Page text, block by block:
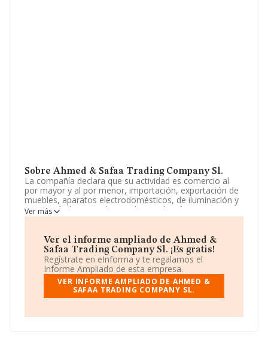
Sobre Ahmed & Safaa Trading Company Sl.
La compañía declara que su actividad es comercio al
por mayor y al por menor, importación, exportación de
muebles, aparatos electrodomésticos, de iluminación y
otros artículos y productos de uso doméstico e
industrial así como las actividades propias de
4643 comercio al por mayor de. La sociedad está
inscrita en el Registro Mercantil como Sociedad
Limitada. Su CNAE corresponde a 4647 con código
'Comercio al por mayor de muebles, alfombras y
aparatos de iluminación'. La empresa realiza actividad
internacional tanto de importación como exportación.
con NIF B93700169, tiene su domicilio social
Ver más
Ver el informe ampliado de Ahmed &
Safaa Trading Company Sl. ¡Es gratis!
Regístrate en eInforma y te regalamos el
Informe Ampliado de esta empresa.
VER INFORME AMPLIADO DE AHMED &
SAFAA TRADING COMPANY SL.